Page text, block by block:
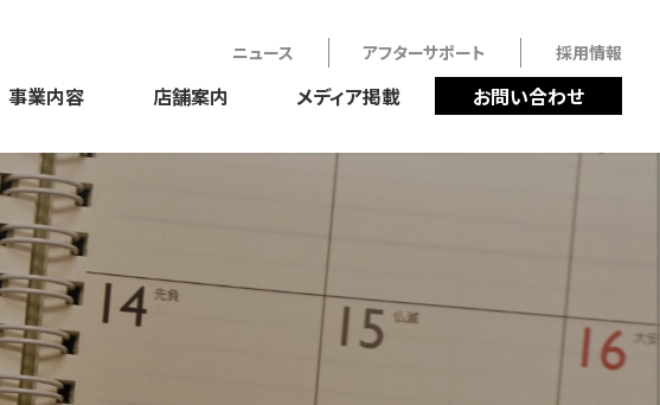
ニュース アフターサポート 採用情報
事業内容 店舗案内 メディア掲載 お問い合わせ